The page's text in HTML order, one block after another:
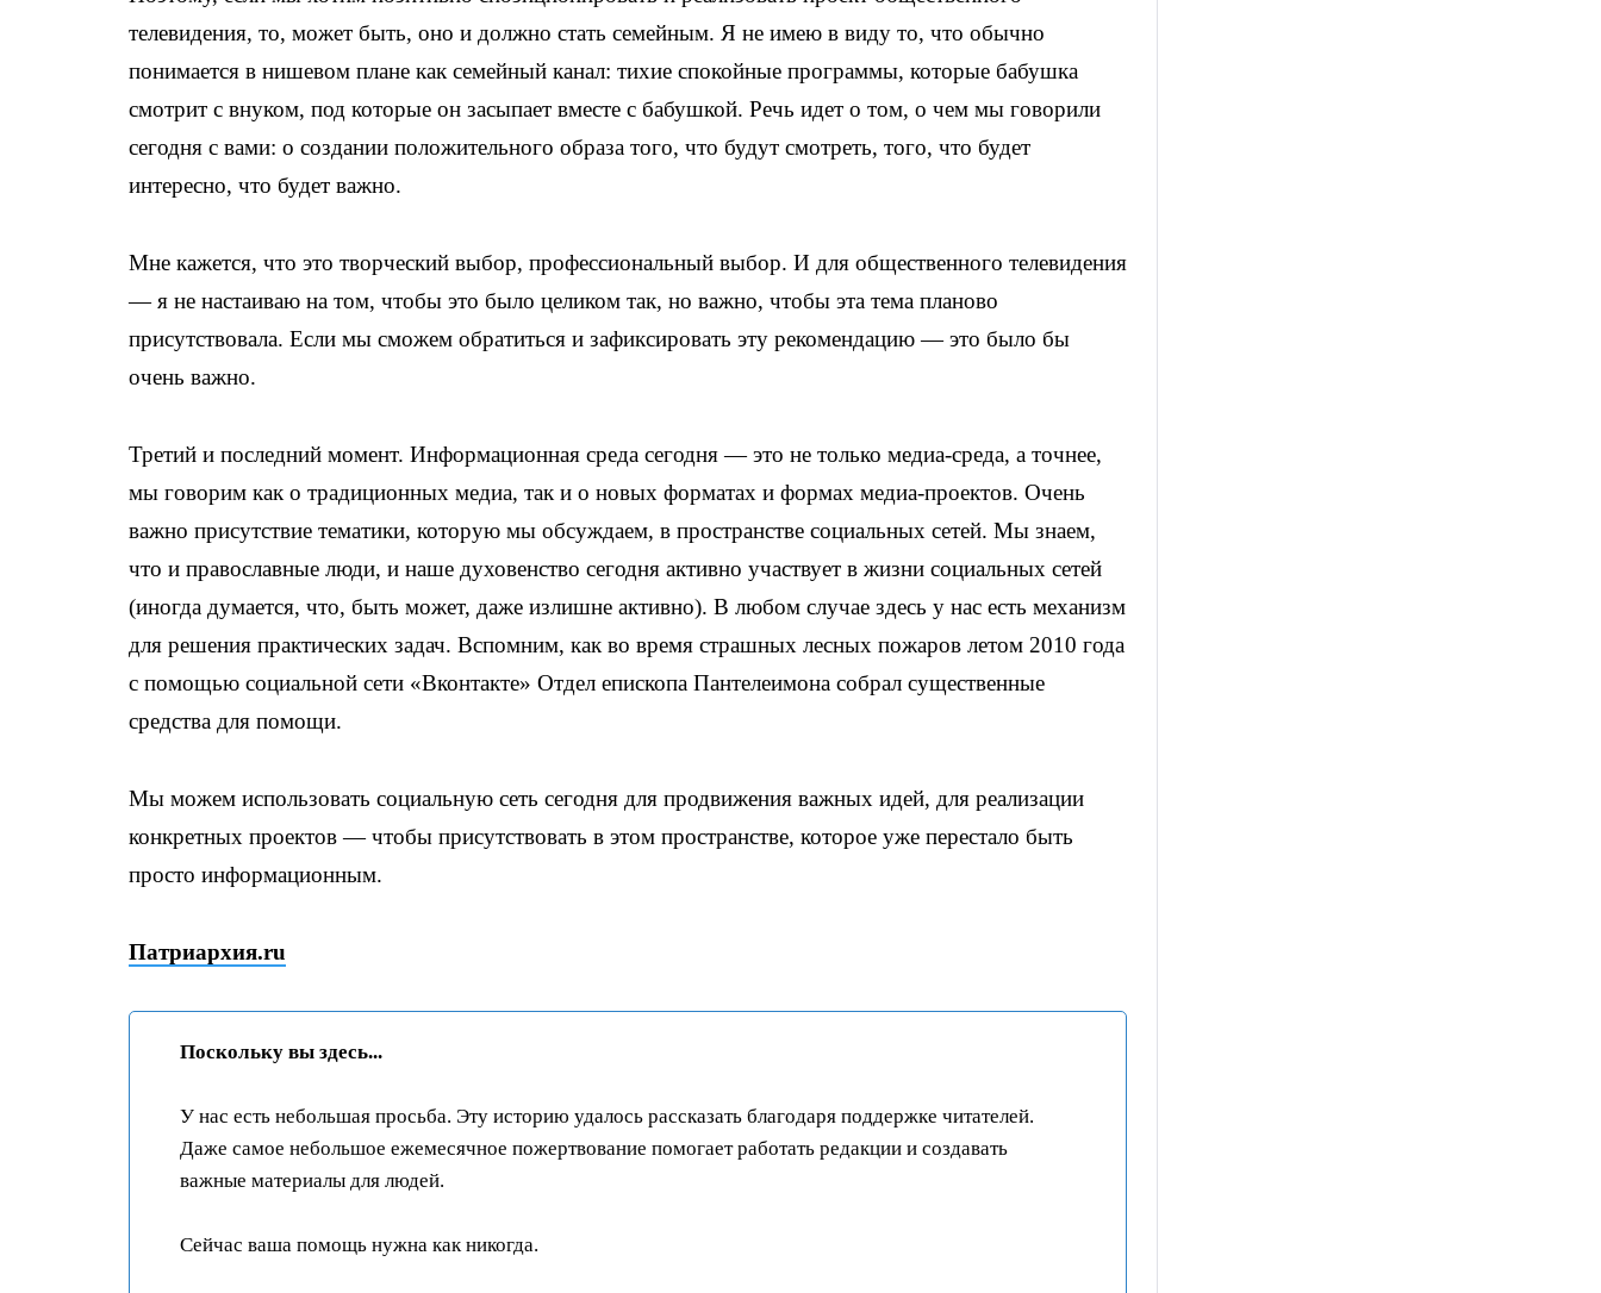
телевидения, то, может быть, оно и должно стать семейным. Я не имею в виду то, что обычно
понимается в нишевом плане как семейный канал: тихие спокойные программы, которые бабушка
смотрит с внуком, под которые он засыпает вместе с бабушкой. Речь идет о том, о чем мы говорили
сегодня с вами: о создании положительного образа того, что будут смотреть, того, что будет
интересно, что будет важно.
Мне кажется, что это творческий выбор, профессиональный выбор. И для общественного телевидения
— я не настаиваю на том, чтобы это было целиком так, но важно, чтобы эта тема планово
присутствовала. Если мы сможем обратиться и зафиксировать эту рекомендацию — это было бы
очень важно.
Третий и последний момент. Информационная среда сегодня — это не только медиа-среда, а точнее,
мы говорим как о традиционных медиа, так и о новых форматах и формах медиа-проектов. Очень
важно присутствие тематики, которую мы обсуждаем, в пространстве социальных сетей. Мы знаем,
что и православные люди, и наше духовенство сегодня активно участвует в жизни социальных сетей
(иногда думается, что, быть может, даже излишне активно). В любом случае здесь у нас есть механизм
для решения практических задач. Вспомним, как во время страшных лесных пожаров летом 2010 года
с помощью социальной сети «Вконтакте» Отдел епископа Пантелеимона собрал существенные
средства для помощи.
Мы можем использовать социальную сеть сегодня для продвижения важных идей, для реализации
конкретных проектов — чтобы присутствовать в этом пространстве, которое уже перестало быть
просто информационным.
Патриархия.ru
Поскольку вы здесь...
У нас есть небольшая просьба. Эту историю удалось рассказать благодаря поддержке читателей.
Даже самое небольшое ежемесячное пожертвование помогает работать редакции и создавать
важные материалы для людей.
Сейчас ваша помощь нужна как никогда.